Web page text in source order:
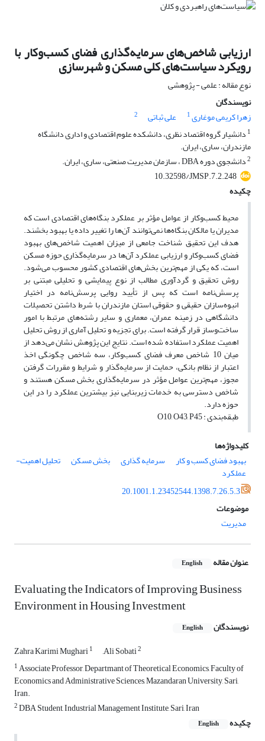
ارزیابی شاخص‌های سرمایه‌گذاری فضای کسب‌وکار با
رویکرد سیاست‌های کلی مسکن و شهرسازی
نوع مقاله : علمی - پژوهشی
نویسندگان
زهرا کریمی موغاری1 علی ثباتی
2
1 دانشیار گروه اقتصاد نظری، دانشکده علوم اقتصادی و اداری دانشگاه
مازندران، ساری، ایران.
2دانشجوی دوره DBA ، سازمان مدیریت صنعتی، ساری، ایران.
10.32598/JMSP.7.2.248
چکیده
محیط کسب‌وکار از عوامل مؤثر بر عملکرد بنگاه‌های اقتصادی است که
مدیران یا مالکان بنگاه‌ها نمی‌توانند آن‌ها را تغییر داده یا بهبود بخشند.
هدف این تحقیق شناخت جامعی از میزان اهمیت شاخص‌های بهبود
فضای کسب‌وکار و ارزیابی عملکرد آن‌ها در سرمایه‌گذاری حوزه مسکن
است، که یکی از مهم‌ترین بخش‌های اقتصادی کشور محسوب می‌شود.
روش تحقیق و گردآوری مطالب از نوع پیمایشی و تحلیلی مبتنی بر
پرسش‌نامه است که پس از تأیید روایی پرسش‌نامه در اختیار
انبوه‌سازان حقیقی و حقوقی استان مازندران با شرط داشتن تحصیلات
دانشگاهی در زمینه عمران، معماری و سایر رشته‌های مرتبط با امور
ساخت‌وساز قرار گرفته است. برای تجزیه و تحلیل آماری از روش تحلیل
اهمیت عملکرد استفاده شده است. نتایج این پژوهش نشان می‌دهد از
میان 10 شاخص معرف فضای کسب‌وکار، سه شاخص چگونگی اخذ
اعتبار از نظام بانکی، حمایت از سرمایه‌گذار و شرایط و مقررات گرفتن
مجوز، مهم‌ترین عوامل مؤثر در سرمایه‌گذاری بخش مسکن هستند و
شاخص دسترسی به خدمات زیربنایی نیز بیشترین عملکرد را در این
حوزه دارد.
طبقه‌بندی : O10, O43, P45
کلیدواژه‌ها
بهبود فضای کسب و کار
سرمایه گذاری بخش مسکن تحلیل اهمیت-
عملکرد
20.1001.1.23452544.1398.7.26.5.3
موضوعات
مدیریت
عنوان مقاله English
Evaluating the Indicators of Improving Business
Environment in Housing Investment
نویسندگان English
Zahra Karimi Mughari1 َAli Sobati2
1Associate Professor, Departmant of Theoretical Economics, Faculty of
Economics and Administrative Sciences, Mazandaran University, Sari,
Iran.
2DBA Student, Industrial Management Institute, Sari, Iran
چکیده
English